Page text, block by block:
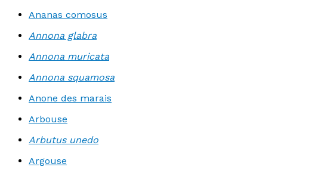
Ananas comosus
Annona glabra
Annona muricata
Annona squamosa
Anone des marais
Arbouse
Arbutus unedo
Argouse